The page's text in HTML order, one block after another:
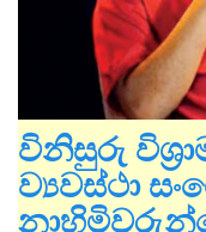
විනිසුරු
ව්‍යවස්ථා